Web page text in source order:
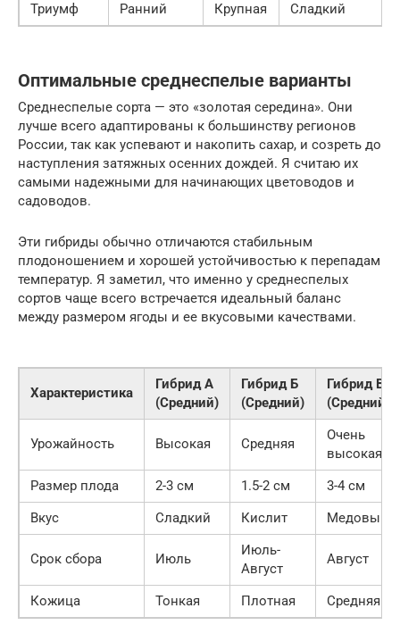
Триумф
Ранний Крупная Сладкий
Оптимальные среднеспелые варианты
Среднеспелые сорта — это «золотая середина». Они
лучше всего адаптированы к большинству регионов
России, так как успевают и накопить сахар, и созреть до
наступления затяжных осенних дождей. Я считаю их
самыми надежными для начинающих цветоводов и
садоводов.
Эти гибриды обычно отличаются стабильным
плодоношением и хорошей устойчивостью к перепадам
температур. Я заметил, что именно у среднеспелых
сортов чаще всего встречается идеальный баланс
между размером ягоды и ее вкусовыми качествами.
Характеристика
Гибрид А
(Средний)
Гибрид Б
(Средний)
Гибрид В
(Средний)
Урожайность Высокая Средняя
Очень
высокая
Размер плода
2-3 см 1.5-2 см
3-4 см
Вкус
Сладкий Кислит Медовый
Срок сбора Июль
Июль-
Август
Август
Кожица Тонкая Плотная Средняя